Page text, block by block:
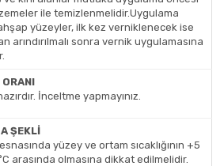
ile temizlenmelidir.Uygulama
yüzeyler, ilk kez verniklenecek ise
arındırılmalı sonra vernik uygulamasına
ORANI
İnceltme yapmayınız.
ŞEKLİ
yüzey ve ortam sıcaklığının +5
arasında olmasına dikkat edilmelidir.